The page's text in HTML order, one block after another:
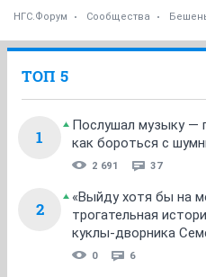
НГС.Форум Сообщества
ТОП 5
1
Послушал музыку —
как бороться с
2 691 37
2
«Выйду хотя бы на
трогательная
куклы-дворника
0 6